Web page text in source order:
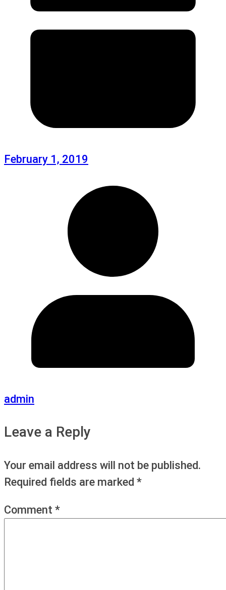
February 1, 2019
admin
Leave a Reply
Your email address will not be published.
Required fields are marked *
Comment *